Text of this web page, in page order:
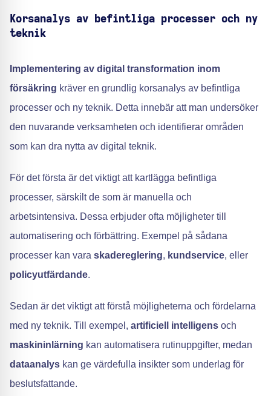
Korsanalys av befintliga processer och ny
teknik
Implementering av digital transformation inom
försäkring kräver en grundlig korsanalys av befintliga
processer och ny teknik. Detta innebär att man undersöker
den nuvarande verksamheten och identifierar områden
som kan dra nytta av digital teknik.
För det första är det viktigt att kartlägga befintliga
processer, särskilt de som är manuella och
arbetsintensiva. Dessa erbjuder ofta möjligheter till
automatisering och förbättring. Exempel på sådana
processer kan vara skadereglering, kundservice, eller
policyutfärdande.
Sedan är det viktigt att förstå möjligheterna och fördelarna
med ny teknik. Till exempel, artificiell intelligens och
maskininlärning kan automatisera rutinuppgifter, medan
dataanalys kan ge värdefulla insikter som underlag för
beslutsfattande.